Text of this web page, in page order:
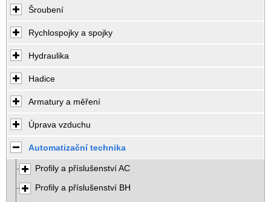
Šroubení
Rychlospojky a spojky
Hydraulika
Hadice
Armatury a měření
Úprava vzduchu
Automatizační technika
Profily a příslušenství AC
Profily a příslušenství BH